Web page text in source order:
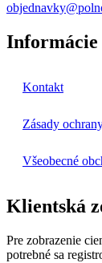
Informácie
Kontakt
Zásady
Všeobecné
Klientská
Pre zobrazenie
potrebné sa